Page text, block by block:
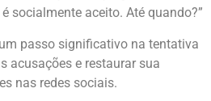
socialmente aceito. Até quando?”
passo significativo na tentativa
acusações e restaurar sua
nas redes sociais.